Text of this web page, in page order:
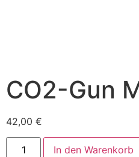
CO2-Gun
42,00 €
In den Warenkorb